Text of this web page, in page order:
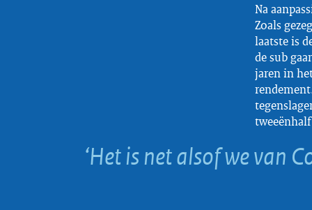
Na
Zoals
laatste is
de sub
jaren in
‘Het is net alsof we van